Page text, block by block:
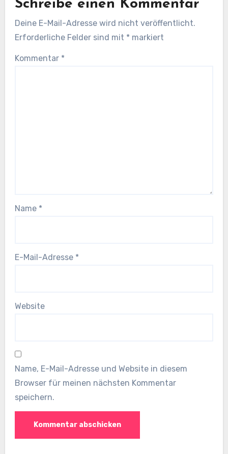
Schreibe einen Kommentar
Deine E-Mail-Adresse wird nicht veröffentlicht.
Erforderliche Felder sind mit * markiert
Kommentar *
Name *
E-Mail-Adresse *
Website
Name, E-Mail-Adresse und Website in diesem
Browser für meinen nächsten Kommentar
speichern.